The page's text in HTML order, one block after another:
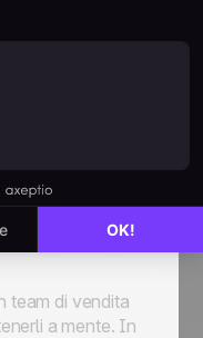
di vendita con
SMART, il
una guida
le persone a
farlo.
team di vendita
a mente. In